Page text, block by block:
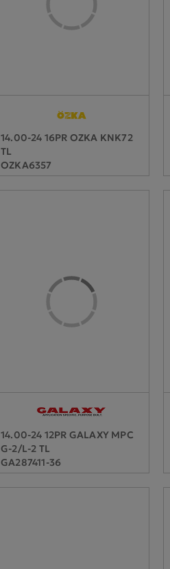
14.00-24 16PR OZKA KNK72
TL
OZKA6357
14.00-24 12PR GALAXY MPC
G-2/L-2 TL
GA287411-36